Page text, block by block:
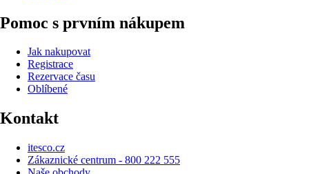
Pomoc s prvním nákupem
Jak nakupovat
Registrace
Rezervace času
Oblíbené
Kontakt
itesco.cz
Zákaznické centrum - 800 222 555